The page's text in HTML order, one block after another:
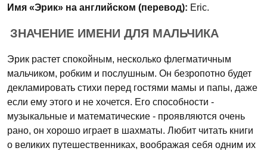
Имя «Эрик» на английском (перевод): Eric.
ЗНАЧЕНИЕ ИМЕНИ ДЛЯ МАЛЬЧИКА
Эрик растет спокойным, несколько флегматичным
мальчиком, робким и послушным. Он безропотно будет
декламировать стихи перед гостями мамы и папы, даже
если ему этого и не хочется. Его способности -
музыкальные и математические - проявляются очень
рано, он хорошо играет в шахматы. Любит читать книги
о великих путешественниках, воображая себя одним их